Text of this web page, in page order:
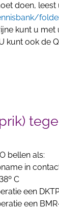
doen, leest
kunt u
kunt ook de
bellen als:
in
C
een
een